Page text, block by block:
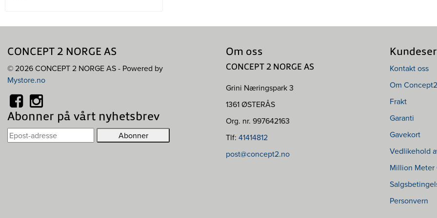
CONCEPT 2 NORGE AS
© 2026 CONCEPT 2 NORGE AS - Powered by
Mystore.no
Abonner på vårt nyhetsbrev
Om oss
CONCEPT 2 NORGE AS
Grini Næringspark 3
1361 ØSTERÅS
Org. nr. 997642163
Tlf: 41414812
post@concept2.no
Kontakt oss
Om Concept2
Frakt
Garanti
Gavekort
Vedlikehold
Million Meter
Personvern